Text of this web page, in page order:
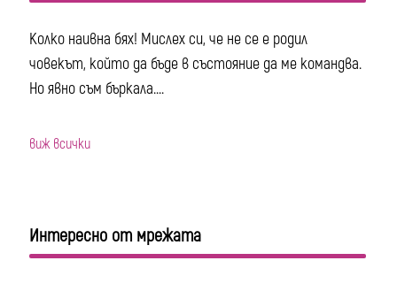
Колко наивна бях! Мислех си, че не се е родил
човекът, който да бъде в състояние да ме командва.
Но явно съм бъркала....
виж всички
Интересно от мрежата